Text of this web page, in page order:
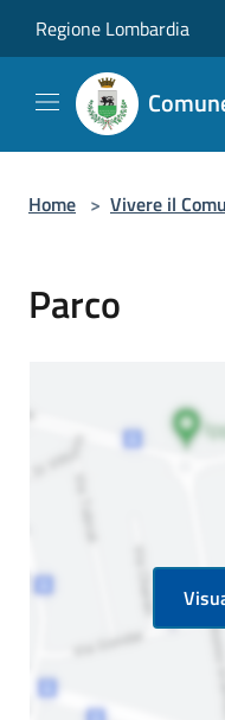
Regione Lombardia
Home > Vivere il
Parco